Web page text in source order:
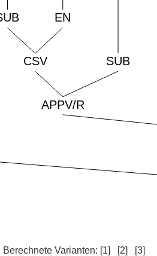
Berechnete Varianten: [1] [2]
[3]